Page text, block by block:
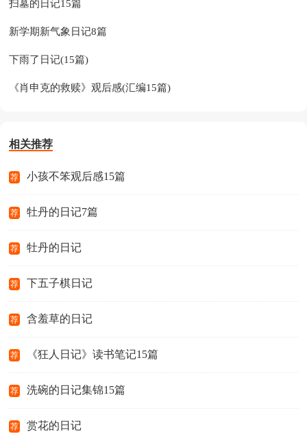
扫墓的日记15篇
新学期新气象日记8篇
下雨了日记(15篇)
《肖申克的救赎》观后感(汇编15篇)
相关推荐
荐 小孩不笨观后感15篇
荐 牡丹的日记7篇
荐 牡丹的日记
荐 下五子棋日记
荐 含羞草的日记
荐 《狂人日记》读书笔记15篇
荐 洗碗的日记集锦15篇
荐 赏花的日记